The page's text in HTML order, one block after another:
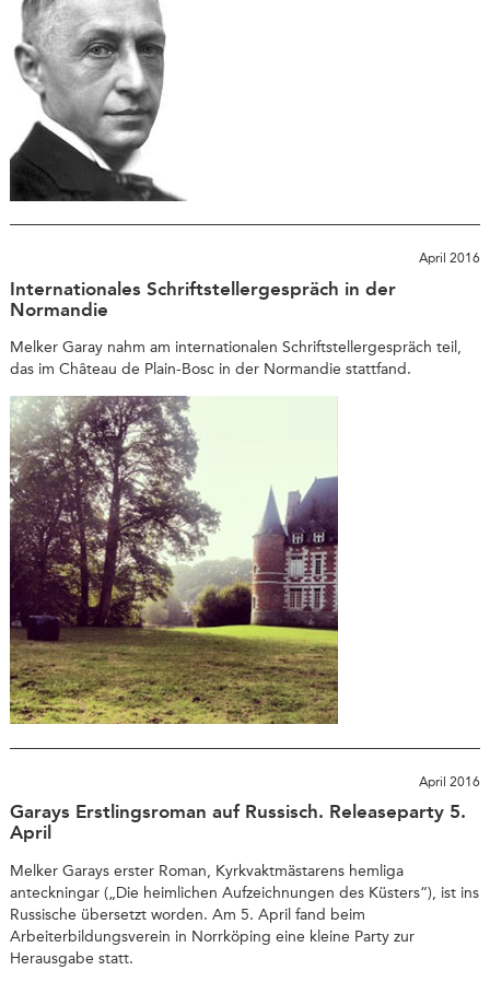
April 2016
Internationales Schriftstellergespräch in der
Normandie
Melker Garay nahm am internationalen Schriftstellergespräch teil,
das im Château de Plain-Bosc in der Normandie stattfand.
April 2016
Garays Erstlingsroman auf Russisch. Releaseparty 5.
April
Melker Garays erster Roman, Kyrkvaktmästarens hemliga
anteckningar („Die heimlichen Aufzeichnungen des Küsters“), ist ins
Russische übersetzt worden. Am 5. April fand beim
Arbeiterbildungsverein in Norrköping eine kleine Party zur
Herausgabe statt.